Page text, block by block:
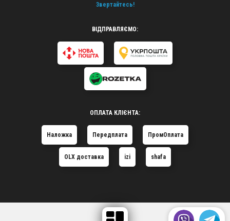
Звертайтесь!
ВІДПРАВЛЯЄМО:
ОПЛАТА КЛІЄНТА:
Наложка Передплата ПромОплата
OLX доставка izi shafa